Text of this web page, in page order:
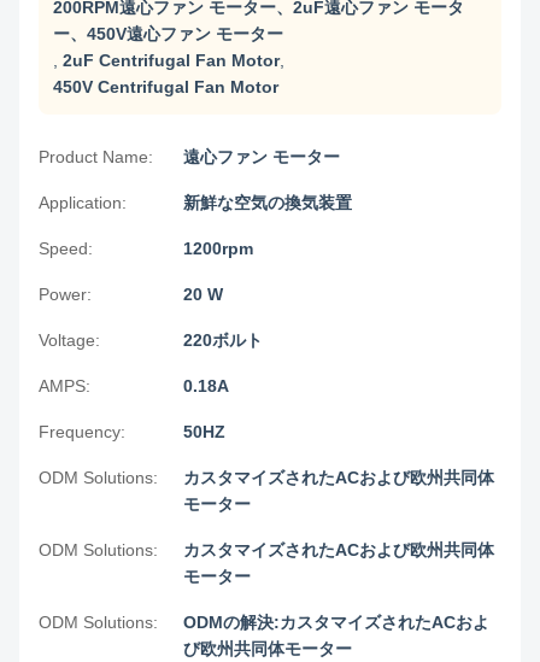
200RPM遠心ファン モーター、2uF遠心ファン モータ
ー、450V遠心ファン モーター
2uF Centrifugal Fan Motor,
450V Centrifugal Fan Motor
Product Name: 遠心ファン モーター
Application: 新鮮な空気の換気装置
Speed: 1200rpm
Power: 20 W
Voltage: 220ボルト
AMPS: 0.18A
Frequency: 50HZ
ODM Solutions:
カスタマイズされたACおよび欧州共同体
モーター
ODM Solutions:
カスタマイズされたACおよび欧州共同体
モーター
ODM Solutions:
ODMの解決:カスタマイズされたACおよ
び欧州共同体モーター